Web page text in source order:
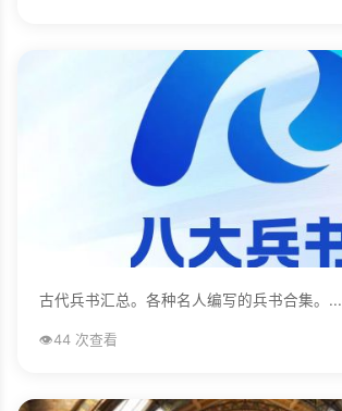
古代兵书汇总。各种名人编写的兵书合集。...
👁️44 次查看